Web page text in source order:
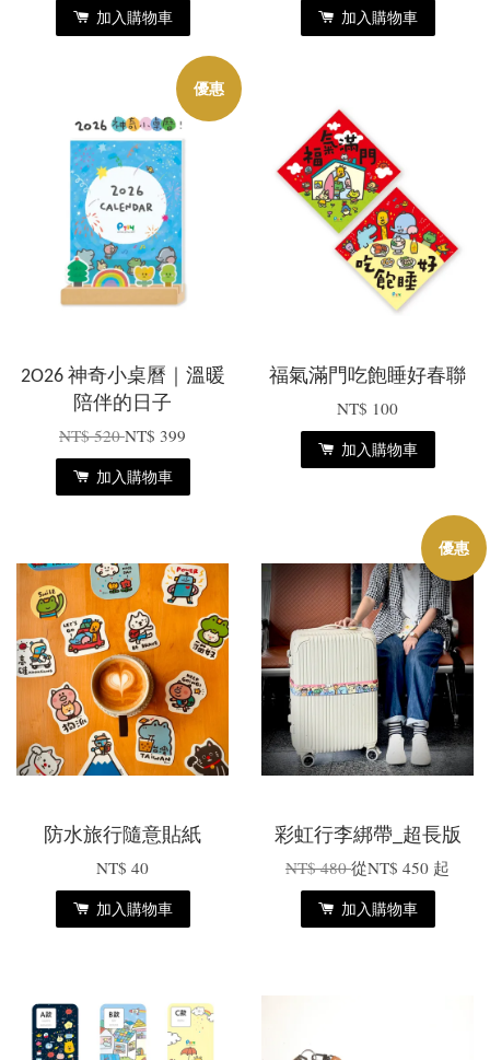
加入購物車 加入購物車
優惠
2O26 神奇小桌曆｜溫暖
陪伴的日子
NT$ 520NT$ 399
加入購物車
福氣滿門吃飽睡好春聯
NT$ 100
加入購物車
防水旅行隨意貼紙
NT$ 40
加入購物車
優惠
彩虹行李綁帶_超長版
NT$ 480從NT$ 450 起
加入購物車